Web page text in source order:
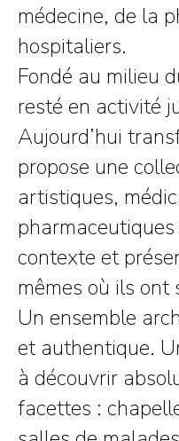
médecine, de la
hospitaliers.
Fondé au milieu
resté en activité
Aujourd’hui
propose une
artistiques,
contexte et
mêmes où ils ont
Un ensemble
et authentique.
à découvrir
facettes :